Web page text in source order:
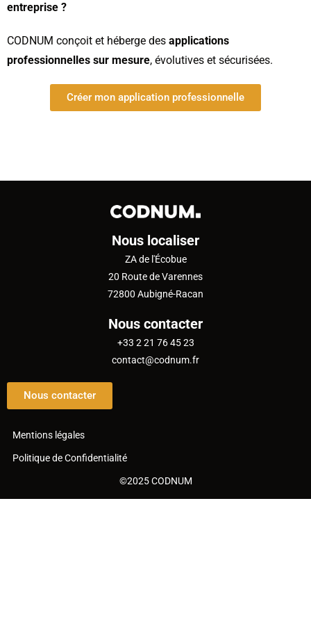
entreprise ?
CODNUM conçoit et héberge des applications
professionnelles sur mesure, évolutives et sécurisées.
Créer mon application professionnelle
Nous localiser
ZA de l'Écobue
20 Route de Varennes
72800 Aubigné-Racan
Nous contacter
+33 2 21 76 45 23
contact@codnum.fr
Nous contacter
Mentions légales
Politique de Confidentialité​
©2025 CODNUM